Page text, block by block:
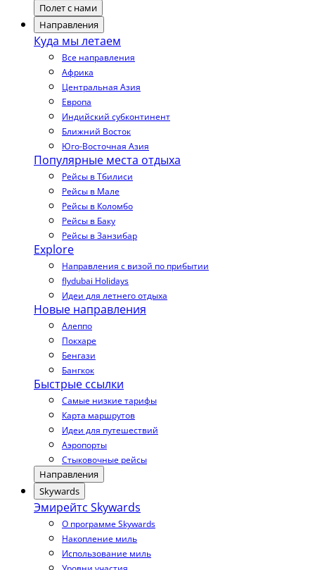
Полет с нами
Направления
Куда мы летаем
Все направления
Африка
Центральная Азия
Европа
Индийский субконтинент
Ближний Восток
Юго-Восточная Азия
Популярные места отдыха
Рейсы в Тбилиси
Рейсы в Мале
Рейсы в Коломбо
Рейсы в Баку
Рейсы в Занзибар
Explore
Направления с визой по прибытии
flydubai Holidays
Идеи для летнего отдыха
Новые направления
Алеппо
Покхаре
Бенгази
Бангкок
Быстрые ссылки
Самые низкие тарифы
Карта маршрутов
Идеи для путешествий
Аэропорты
Стыковочные рейсы
Направления
Skywards
Эмирейтс Skywards
О программе Skywards
Накопление миль
Использование миль